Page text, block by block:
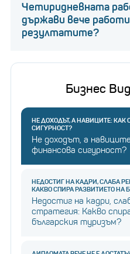
Четиридневната
държави вече работи
резултатите?
Бизнес
НЕ ДОХОДЪТ, А НАВИЦИТЕ:
СИГУРНОСТ?
Не доходът, а
финансова сигурност?
НЕДОСТИГ НА КАДРИ, СЛАБА
КАКВО СПИРА РАЗВИТИЕТО НА
Недостиг на кадри,
стратегия: Какво
българския туризъм?